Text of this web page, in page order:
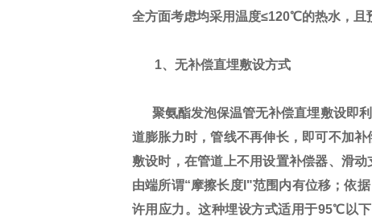
全方面考虑均采用温度≤120℃的热水，且
1、无补偿直埋敷设方式
聚氨酯发泡保温管无补偿直埋敷设即利
道膨胀力时，管线不再伸长，即可不加
敷设时，在管道上不用设置补偿器、滑
由端所谓“摩擦长度l"范围内有位移；依
许用应力。这种埋设方式适用于95℃以